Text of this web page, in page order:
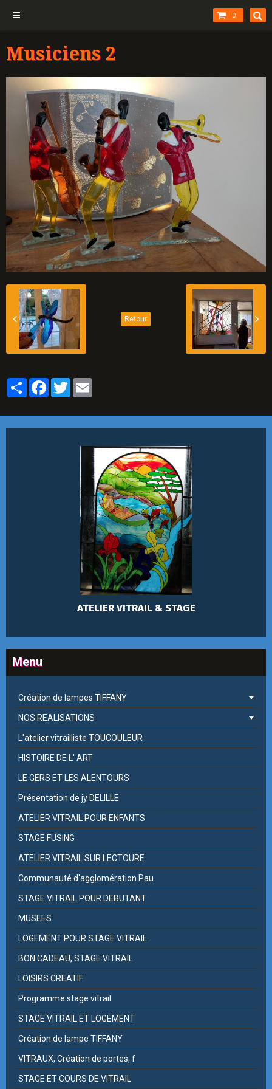
0
Musiciens 2
Retour
PartagerFacebook
Twitter
ATELIER VITRAIL & STAGE
Menu
Création de lampes TIFFANY
NOS REALISATIONS
L'atelier vitrailliste TOUCOULEUR
HISTOIRE DE L' ART
LE GERS ET LES ALENTOURS
Présentation de jy DELILLE
ATELIER VITRAIL POUR ENFANTS
STAGE FUSING
ATELIER VITRAIL SUR LECTOURE
Communauté d'agglomération Pau
STAGE VITRAIL POUR DEBUTANT
MUSEES
LOGEMENT POUR STAGE VITRAIL
BON CADEAU, STAGE VITRAIL
LOISIRS CREATIF
Programme stage vitrail
STAGE VITRAIL ET LOGEMENT
Création de lampe TIFFANY
VITRAUX, Création de portes, f
STAGE ET COURS DE VITRAIL